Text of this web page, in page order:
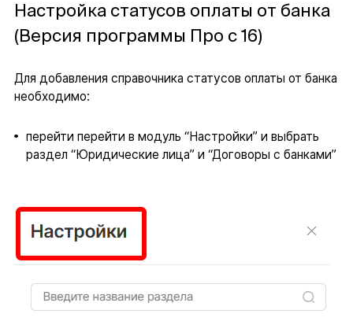
Настройка статусов оплаты от банка
(Версия программы Про с 16)
Для добавления справочника статусов оплаты от банка
необходимо:
перейти перейти в модуль “Настройки” и выбрать
раздел “Юридические лица” и “Договоры с банками”